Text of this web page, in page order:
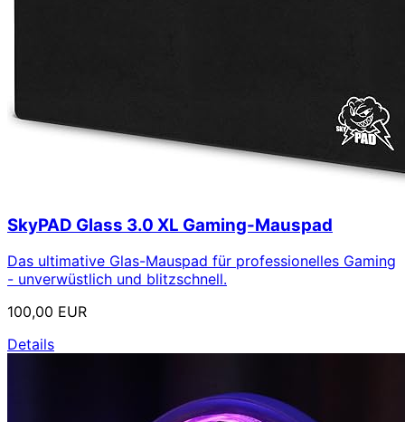
SkyPAD Glass 3.0 XL Gaming-Mauspad
Das ultimative Glas-Mauspad für professionelles Gaming
- unverwüstlich und blitzschnell.
100,00 EUR
Details